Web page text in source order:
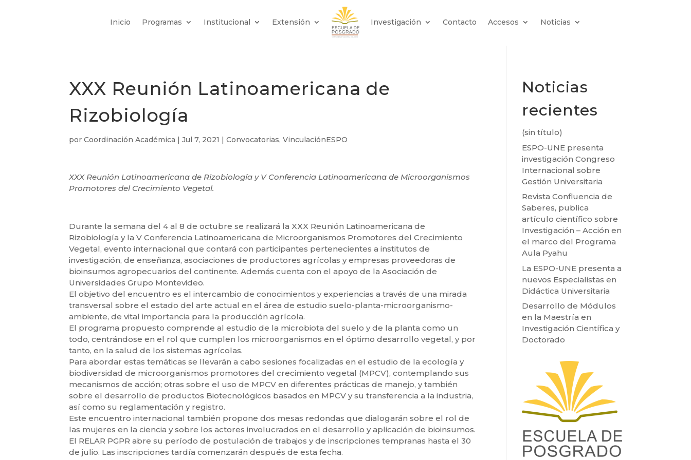
Inicio Programas Institucional Extensión Investigación Contacto Accesos Noticias
XXX Reunión Latinoamericana de
Rizobiología
porCoordinación Académica |Jul 7, 2021 |Convocatorias,VinculaciónESPO
XXX Reunión Latinoamericana de Rizobiología y V Conferencia Latinoamericana de Microorganismos
Promotores del Crecimiento Vegetal.
Durante la semana del 4 al 8 de octubre se realizará la XXX Reunión Latinoamericana de
Rizobiología y la V Conferencia Latinoamericana de Microorganismos Promotores del Crecimiento
Vegetal, evento internacional que contará con participantes pertenecientes a institutos de
investigación, de enseñanza, asociaciones de productores agrícolas y empresas proveedoras de
bioinsumos agropecuarios del continente. Además cuenta con el apoyo de la Asociación de
Universidades Grupo Montevideo.
El objetivo del encuentro es el intercambio de conocimientos y experiencias a través de una mirada
transversal sobre el estado del arte actual en el área de estudio suelo-planta-microorganismo-
ambiente, de vital importancia para la producción agrícola.
El programa propuesto comprende al estudio de la microbiota del suelo y de la planta como un
todo, centrándose en el rol que cumplen los microorganismos en el óptimo desarrollo vegetal, y por
tanto, en la salud de los sistemas agrícolas.
Para abordar estas temáticas se llevarán a cabo sesiones focalizadas en el estudio de la ecología y
biodiversidad de microorganismos promotores del crecimiento vegetal (MPCV), contemplando sus
mecanismos de acción; otras sobre el uso de MPCV en diferentes prácticas de manejo, y también
sobre el desarrollo de productos Biotecnológicos basados en MPCV y su transferencia a la industria,
así como su reglamentación y registro.
Este encuentro internacional también propone dos mesas redondas que dialogarán sobre el rol de
las mujeres en la ciencia y sobre los actores involucrados en el desarrollo y aplicación de bioinsumos.
El RELAR PGPR abre su período de postulación de trabajos y de inscripciones tempranas hasta el 30
de julio. Las inscripciones tardía comenzarán después de esta fecha.
Noticias
recientes
(sin título)
ESPO-UNE presenta
investigación Congreso
Internacional sobre
Gestión Universitaria
Revista Confluencia de
Saberes, publica
artículo científico sobre
Investigación – Acción en
el marco del Programa
Aula Pyahu
La ESPO-UNE presenta a
nuevos Especialistas en
Didáctica Universitaria
Desarrollo de Módulos
en la Maestría en
Investigación Científica y
Doctorado